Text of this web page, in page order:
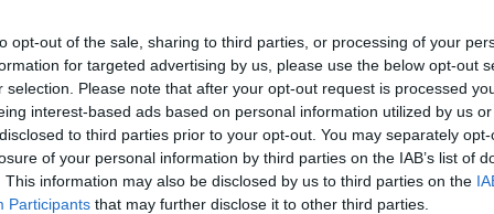
opt-out of the sale, sharing to third parties, or processing of your
for targeted advertising by us, please use the below opt-out
selection. Please note that after your opt-out request is processed
interest-based ads based on personal information utilized by us
to third parties prior to your opt-out. You may separately
of your personal information by third parties on the IAB’s list of
This information may also be disclosed by us to third parties on the
Participants that may further disclose it to other third parties.
SHARE Facebook Twitter
La malaria, plus communément appelée «
pouvant avoir d’importantes répercussions sur la
symptômes les plus caractéristiques ?